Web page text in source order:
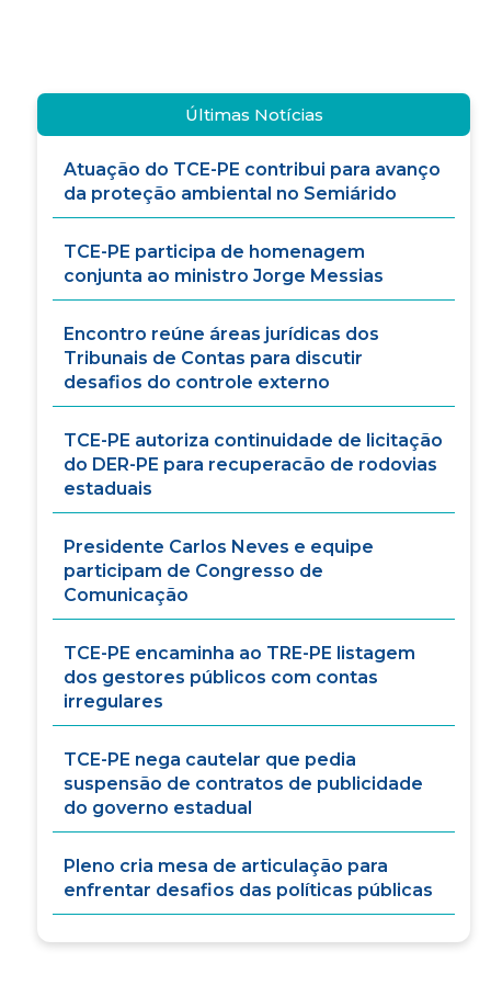
Últimas Notícias
Atuação do TCE-PE contribui para avanço
da proteção ambiental no Semiárido
TCE-PE participa de homenagem
conjunta ao ministro Jorge Messias
Encontro reúne áreas jurídicas dos
Tribunais de Contas para discutir
desafios do controle externo
TCE-PE autoriza continuidade de licitação
do DER-PE para recuperacão de rodovias
estaduais
Presidente Carlos Neves e equipe
participam de Congresso de
Comunicação
TCE-PE encaminha ao TRE-PE listagem
dos gestores públicos com contas
irregulares
TCE-PE nega cautelar que pedia
suspensão de contratos de publicidade
do governo estadual
Pleno cria mesa de articulação para
enfrentar desafios das políticas públicas